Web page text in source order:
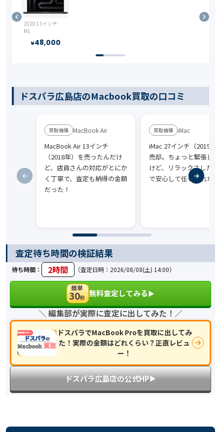
2020 13インチ
M1
¥48,000
ドスパラ広島店のMacbook買取の口コミ
MacBook Air
MacBook Air 13インチ
（2018年）を売ったんだけ
ど、店員さんの対応がとにか
く丁寧で、査定も納得の金額
だった！
iMac
iMac 27インチ（2019年
売却。ちょっと緊張し
けど、リラックスした雰
で安心して任せられた。
査定待ち時間の検証結果
待ち時間： 2時間 （査定日時：2026/08/08(土) 14:00）
簡単
30秒 無料査定してみる▶︎
ドスパラ広島店の公式HP▶︎
＼ 編集部が実際に査定に出してみた！／
ドスパラでMacBook Proを買取に出してみ
た！実際の金額はどれくらい？正直レビュ
ー！